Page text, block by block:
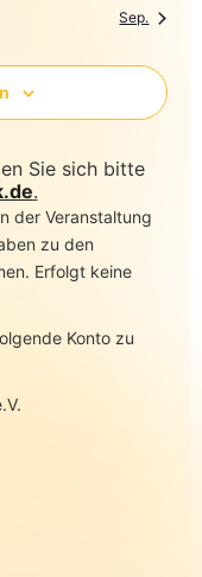
Sep.
Sie sich bitte
.
der Veranstaltung
zu den
Erfolgt keine
Konto zu